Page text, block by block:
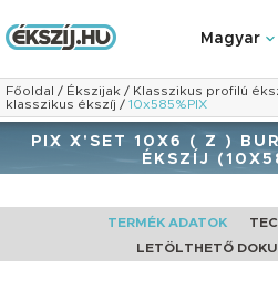
Magyar
Főoldal / Ékszijak / Klasszikus profilú
klasszikus ékszíj / 10x585%PIX
PIX X'SET 10X6 ( Z )
ÉKSZÍJ
TERMÉK ADATOK
LETÖLTHETŐ